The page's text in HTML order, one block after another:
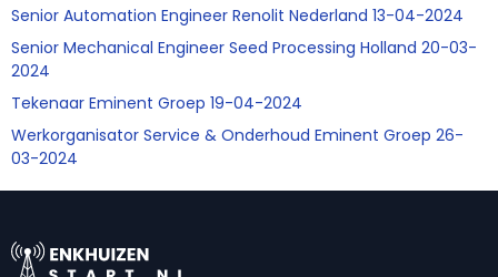
Senior Automation Engineer Renolit Nederland 13-04-2024
Senior Mechanical Engineer Seed Processing Holland 20-03-
2024
Tekenaar Eminent Groep 19-04-2024
Werkorganisator Service & Onderhoud Eminent Groep 26-
03-2024